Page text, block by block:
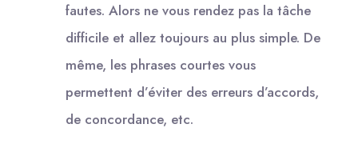
fautes. Alors ne vous rendez pas la tâche
difficile et allez toujours au plus simple. De
même, les phrases courtes vous
permettent d’éviter des erreurs d’accords,
de concordance, etc.